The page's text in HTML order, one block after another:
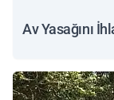
Av Yasağını